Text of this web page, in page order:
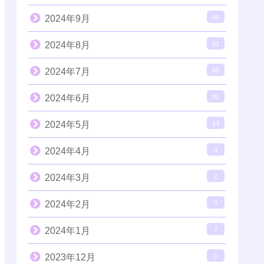
2024年9月 48
2024年8月 41
2024年7月 50
2024年6月 42
2024年5月 14
2024年4月 4
2024年3月 2
2024年2月 3
2024年1月 7
2023年12月 1